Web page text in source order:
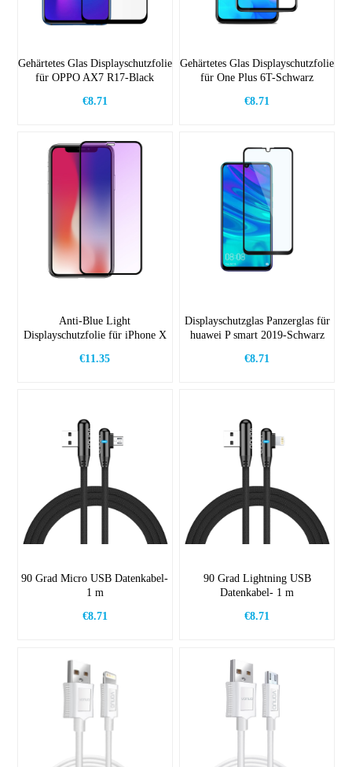
Gehärtetes Glas Displayschutzfolie
für OPPO AX7 R17-Black
€8.71
Gehärtetes Glas Displayschutzfolie
für One Plus 6T-Schwarz
€8.71
Anti-Blue Light
Displayschutzfolie für iPhone X
€11.35
Displayschutzglas Panzerglas für
huawei P smart 2019-Schwarz
€8.71
90 Grad Micro USB Datenkabel-
1 m
€8.71
90 Grad Lightning USB
Datenkabel- 1 m
€8.71